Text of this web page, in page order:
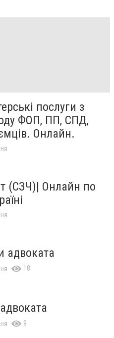
послуги з
ФОП, ПП, СПД,
Онлайн.
(СЗЧ)| Онлайн по
адвоката
18
9